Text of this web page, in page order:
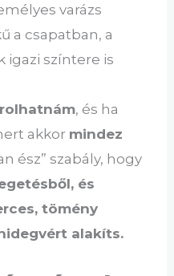
varázs
a csapatban, a
igazi színtere is
, és ha
akkor mindez
ész” szabály, hogy
és
tömény
alakíts.